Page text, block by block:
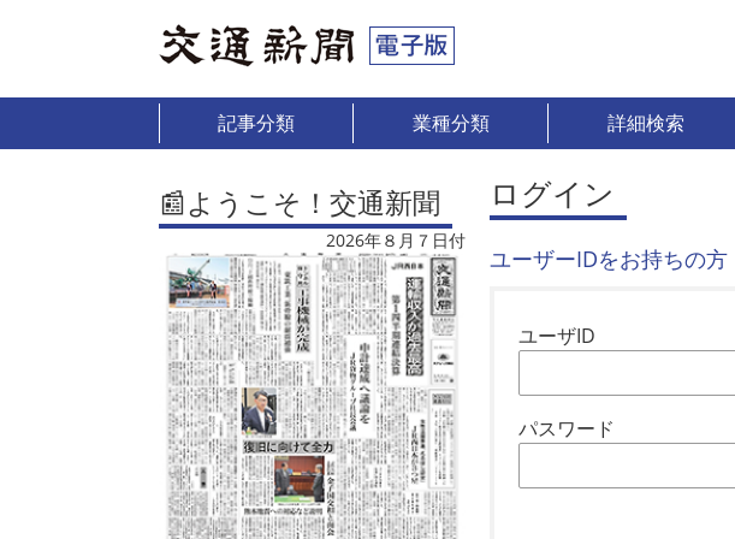
記事分類 業種分類 詳細検索
📰ようこそ！交通新聞
2026年８月７日付
ログイン
ユーザーIDをお持ちの方
ユーザID
パスワード